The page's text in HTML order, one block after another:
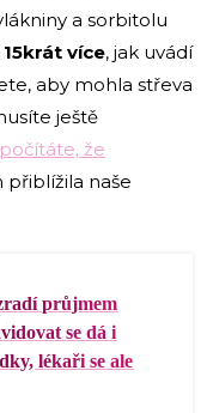
a sorbitolu
15krát více, jak uvádí
aby mohla střeva
ještě
že
přiblížila naše
průjmem
se dá i
lékaři se ale